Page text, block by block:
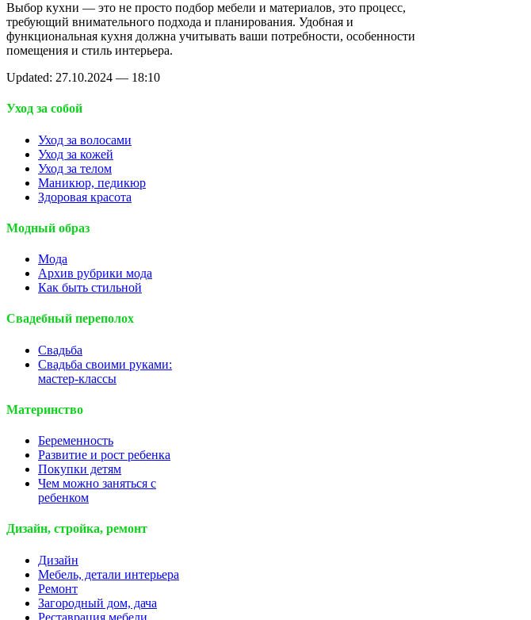
Выбор кухни — это не просто подбор мебели и материалов, это процесс,
требующий внимательного подхода и планирования. Удобная и
функциональная кухня должна учитывать ваши потребности, особенности
помещения и стиль интерьера.
Updated: 27.10.2024 — 18:10
Уход за собой
Уход за волосами
Уход за кожей
Уход за телом
Маникюр, педикюр
Здоровая красота
Модный образ
Мода
Архив рубрики мода
Как быть стильной
Свадебный переполох
Свадьба
Свадьба своими руками:
мастер-классы
Материнство
Беременность
Развитие и рост ребенка
Покупки детям
Чем можно заняться с
ребенком
Дизайн, стройка, ремонт
Дизайн
Мебель, детали интерьера
Ремонт
Загородный дом, дача
Реставрация мебели